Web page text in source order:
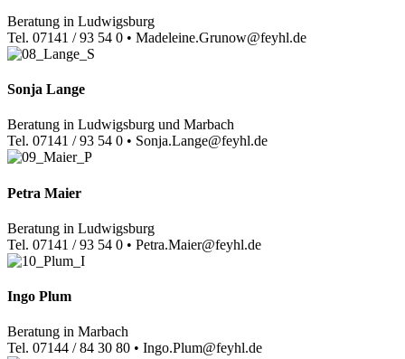
Beratung in Ludwigsburg
Tel. 07141 / 93 54 0 • Madeleine.Grunow@feyhl.de
Sonja Lange
Beratung in Ludwigsburg und Marbach
Tel. 07141 / 93 54 0 • Sonja.Lange@feyhl.de
Petra Maier
Beratung in Ludwigsburg
Tel. 07141 / 93 54 0 • Petra.Maier@feyhl.de
Ingo Plum
Beratung in Marbach
Tel. 07144 / 84 30 80 • Ingo.Plum@feyhl.de